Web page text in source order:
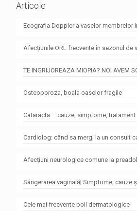
Articole
Ecografia Doppler a vaselor membrelor
Afecțiunile ORL frecvente în sezonul de
TE INGRIJOREAZA MIOPIA? NOI AVEM
Osteoporoza, boala oaselor fragile
Cataracta – cauze, simptome, tratament
Cardiolog: când sa mergi la un consult
Afecțiuni neurologice comune la
Sângerarea vaginală| Simptome, cauze
Cele mai frecvente boli dermatologice